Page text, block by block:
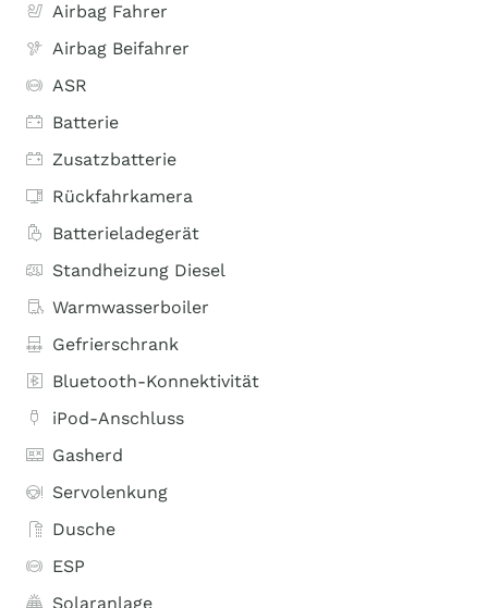
Airbag Fahrer
Airbag Beifahrer
ASR
Batterie
Zusatzbatterie
Rückfahrkamera
Batterieladegerät
Standheizung Diesel
Warmwasserboiler
Gefrierschrank
Bluetooth-Konnektivität
iPod-Anschluss
Gasherd
Servolenkung
Dusche
ESP
Solaranlage